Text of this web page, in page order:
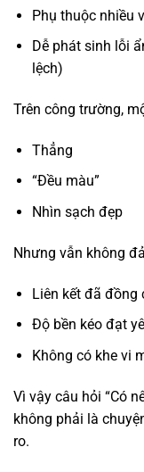
Phụ thuộc nhiều
Dễ phát sinh lỗi
lệch)
Trên công trường,
Thẳng
“Đều màu”
Nhìn sạch đẹp
Nhưng vẫn không
Liên kết đã đồng
Độ bền kéo đạt
Không có khe vi
Vì vậy câu hỏi “Có
không phải là
ro.